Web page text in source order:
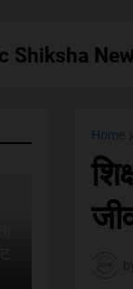
Shiksha
Home